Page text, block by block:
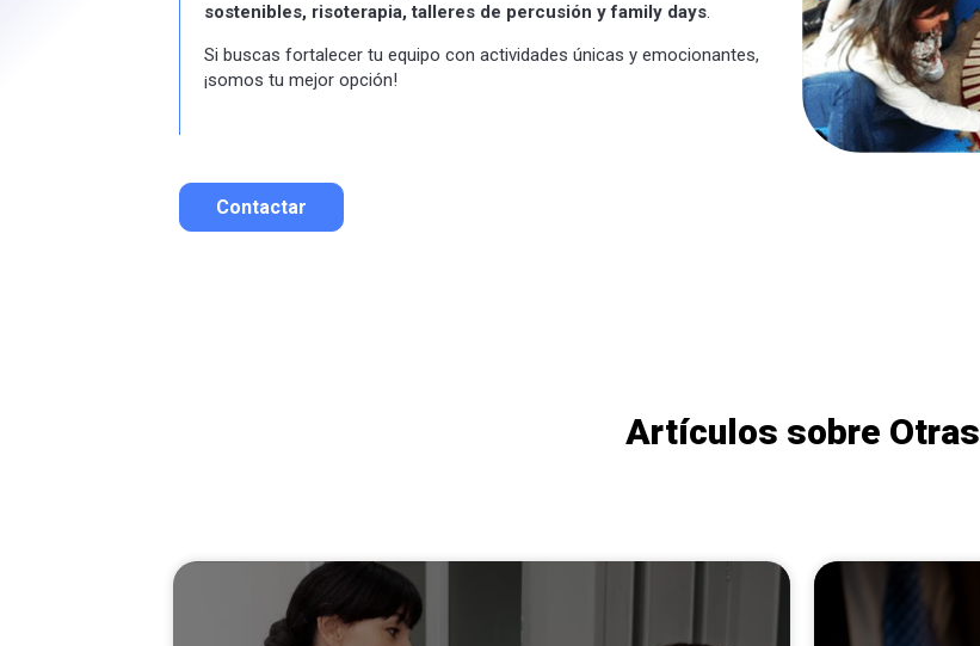
sostenibles, risoterapia, talleres de percusión y family days.
Si buscas fortalecer tu equipo con actividades únicas y emocionantes,
¡somos tu mejor opción!
Contactar
Artículos sobre Otras